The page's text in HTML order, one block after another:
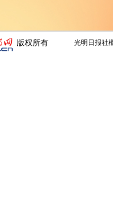
版权所有 光明日报社